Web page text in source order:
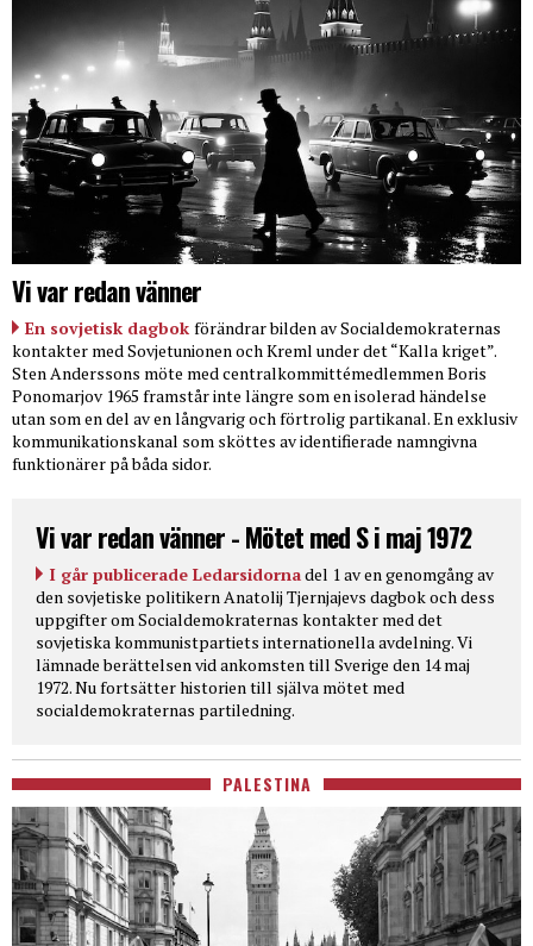
Vi var redan vänner
En sovjetisk dagbok förändrar bilden av Socialdemokraternas
kontakter med Sovjetunionen och Kreml under det “Kalla kriget”.
Sten Anderssons möte med centralkommittémedlemmen Boris
Ponomarjov 1965 framstår inte längre som en isolerad händelse
utan som en del av en långvarig och förtrolig partikanal. En exklusiv
kommunikationskanal som sköttes av identifierade namngivna
funktionärer på båda sidor.
Vi var redan vänner - Mötet med S i maj 1972
I går publicerade Ledarsidornadel 1 av en genomgång av
den sovjetiske politikern Anatolij Tjernjajevs dagbok och dess
uppgifter om Socialdemokraternas kontakter med det
sovjetiska kommunistpartiets internationella avdelning. Vi
lämnade berättelsen vid ankomsten till Sverige den 14 maj
1972. Nu fortsätter historien till själva mötet med
socialdemokraternas partiledning.
PALESTINA